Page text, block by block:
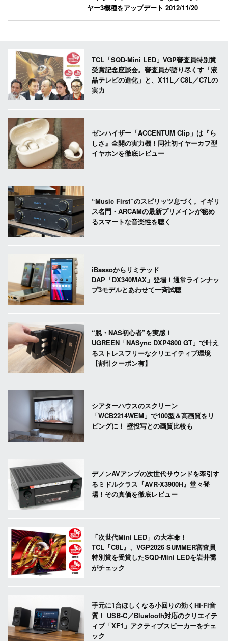
ヤー3機種をアップデート2012/11/20
TCL「SQD-Mini LED」VGP審査員特別賞
受賞記念座談会。審査員が語り尽くす「液
晶テレビの進化」と、X11L／C8L／C7Lの
実力
ゼンハイザー「ACCENTUM Clip」は『ら
しさ』全開の実力機！同社初イヤーカフ型
イヤホンを徹底レビュー
“Music First”のスピリッツ息づく。イギリ
ス名門・ARCAMの最新プリメインが秘め
るスマートな音楽性を聴く
iBassoからリミテッド
DAP「DX340MAX」登場！通常ラインナッ
プ3モデルとあわせて一斉試聴
“脱・NAS初心者”を実感！
UGREEN「NASync DXP4800 GT」で叶え
るストレスフリーなクリエイティブ環境
【割引クーポン有】
シアターハウスのスクリーン
「WCB2214WEM」で100型＆高画質をリ
ビングに！ 壁投写との画質比較も
デノンAVアンプの次世代サウンドを牽引す
るミドルクラス『AVR-X3900H』堂々登
場！その真価を徹底レビュー
「次世代Mini LED」の大本命！
TCL『C8L』、VGP2026 SUMMER審査員
特別賞を受賞したSQD-Mini LEDを岩井喬
がチェック
手元に1台ほしくなる小回りの効くHi-Fi音
質！ USB-C／Bluetooth対応のクリエイテ
ィブ「XF1」アクティブスピーカーをチェ
ック